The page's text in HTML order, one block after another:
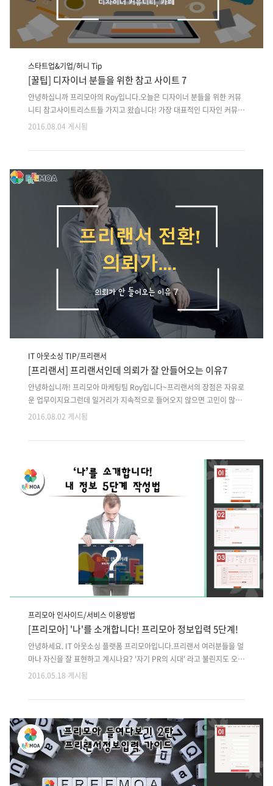
스타트업&기업/허니 Tip
[꿀팁] 디자이너 분들을 위한 참고 사이트 7
안녕하십니까 프리모아의 Roy입니다.오늘은 디자이너 분들을 위한 커뮤
니티 참고사이트리스트들 가지고 왔습니다! 가장 대표적인 디자인 커뮤니
티 카페 로고관련 정보로 시작해 규모가 커진 디자인커뮤니티 로고세상과
오자료가 많음 다음 카페이며 웹 디자인 관련 정보가 많음 포토샵 위주의
써 포토샵에 대한 다양한 정보을 제공 여기까지 추천 디자인 커뮤니티 사
이트 리스트였습니다디자이너분들과 디자인 정보를 얻으시려는 분들에게
많은 도움이 되셨으면 좋겠습니다.Roy 였습니다 감사합니다~!
2016.08.04 게시됨
IT 아웃소싱 TIP/프리랜서
[프리랜서] 프리랜서인데 의뢰가 잘 안들어오는 이유7
안녕하십니까! 프리모아 마케팅팀 Roy입니다~프리랜서의 장점은 자유로
운 업무이지요그런데 일거리가 지속적으로 들어오지 않으면 고민이 많으
실텐데의뢰가 잘 안들어오는 이유 7가지를 파혜쳐보겠습니다. 의뢰가 잘
결해 드리고 대금문제 없이에스크로 방식으로 안전하게 거래 할 수 있습
2016.08.02 게시됨
프리모아 인사이드/서비스 이용방법
[프리모아] '나'를 소개합니다! 프리모아 정보입력 5단계!
안녕하세요. IT 아웃소싱 플랫폼 프리모아입니다.프리랜서 여러분들을 얼
마나 자신을 잘 표현하고 계시나요? '자기 PR의 시대' 라고 불린지도 오랜
시간이 흘렷지만 여전히 대두되고 있는 얘기입니다. 스스로를 얼마나 잘
청년층에서는 자소서(자기소개서)에 허구의 의미를 지닌 '소설'이란 말을
있어서는 한편의 소설을 쓰듯이 심혈을 기울여야 한다는 내용으로 들리기
도 합니다. 셀프 마케팅을 통해 스스로의 가치를 제대로 요구하기 위해서
는 자신의 정보를 얼마나 자세히, 잘 적느냐가 중요합니다. 오늘은 프리모
아의 파트너스분들을 위해 프리모아의 정보 입력 방법에 대해 정리해보았
2016.05.18 게시됨